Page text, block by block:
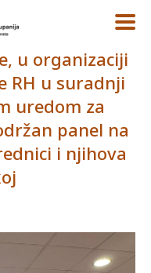
u organizaciji
RH u suradnji
uredom za
panel na
i njihova